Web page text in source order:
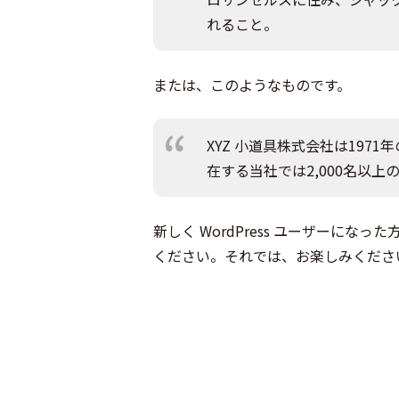
れること。
または、このようなものです。
XYZ 小道具株式会社は1971
在する当社では2,000名以上
新しく WordPress ユーザーになった
ください。それでは、お楽しみくだ